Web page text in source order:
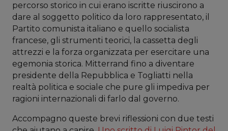
percorso storico in cui erano iscritte riuscirono a
dare al soggetto politico da loro rappresentato, il
Partito comunista italiano e quello socialista
francese, gli strumenti teorici, la cassetta degli
attrezzi e la forza organizzata per esercitare una
egemonia storica. Mitterrand fino a diventare
presidente della Repubblica e Togliatti nella
realtà politica e sociale che pure gli impediva per
ragioni internazionali di farlo dal governo.
Accompagno queste brevi riflessioni con due testi